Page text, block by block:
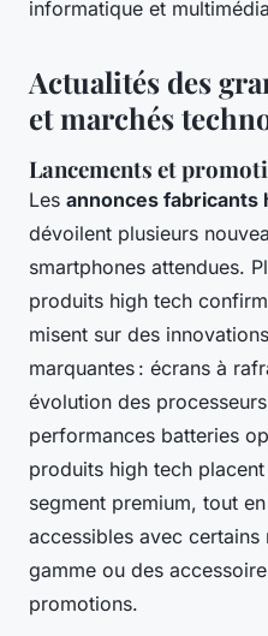
informatique et
Actualités des
et marchés
Lancements et
Les annonces fabricants
dévoilent plusieurs
smartphones attendues.
produits high tech
misent sur des
marquantes : écrans à
évolution des
performances batteries
produits high tech
segment premium, tout
accessibles avec certains
gamme ou des
promotions.